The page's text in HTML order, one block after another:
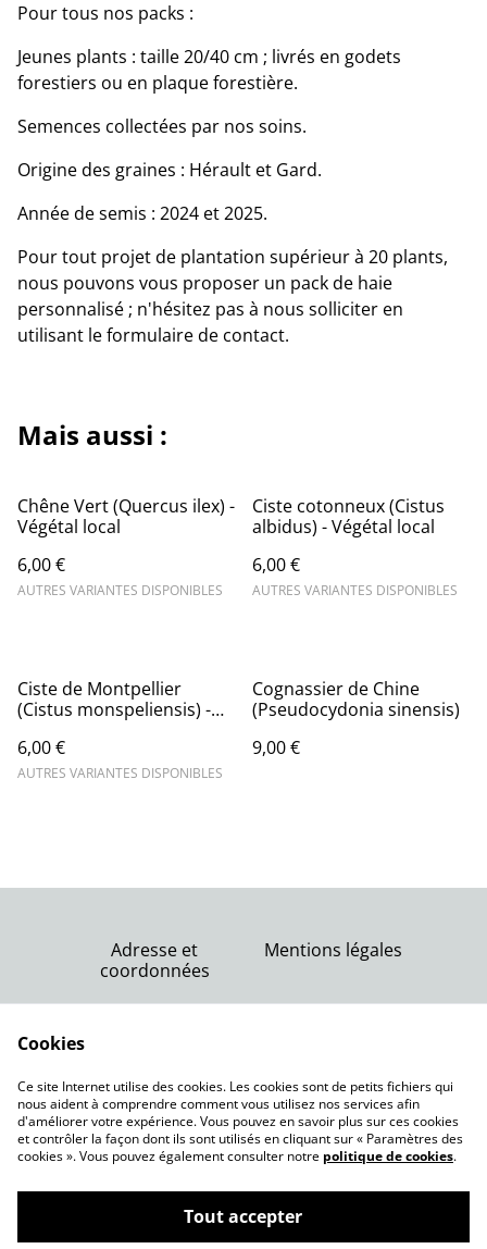
Pour tous nos packs :
Jeunes plants : taille 20/40 cm ; livrés en godets
forestiers ou en plaque forestière.
Semences collectées par nos soins.
Origine des graines : Hérault et Gard.
Année de semis : 2024 et 2025.
Pour tout projet de plantation supérieur à 20 plants,
nous pouvons vous proposer un pack de haie
personnalisé ; n'hésitez pas à nous solliciter en
utilisant le formulaire de contact.
Mais aussi :
Chêne Vert (Quercus ilex) -
Végétal local
6,00 €
AUTRES VARIANTES DISPONIBLES
Ciste cotonneux (Cistus
albidus) - Végétal local
6,00 €
AUTRES VARIANTES DISPONIBLES
Ciste de Montpellier
(Cistus monspeliensis) -
6,00 €
AUTRES VARIANTES DISPONIBLES
Cognassier de Chine
(Pseudocydonia sinensis)
9,00 €
Adresse et
coordonnées
Nous contacter
Mentions légales
Conditions générales
Politique de cookies
©2026
Pépinière Juste une graine Lansargues
Cookies
Ce site Internet utilise des cookies. Les cookies sont de petits fichiers qui
nous aident à comprendre comment vous utilisez nos services afin
d'améliorer votre expérience. Vous pouvez en savoir plus sur ces cookies
et contrôler la façon dont ils sont utilisés en cliquant sur « Paramètres des
cookies ». Vous pouvez également consulter notre politique de cookies.
Tout accepter